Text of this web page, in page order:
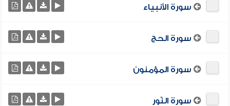
سورة الأنبياء
سورة الحج
سورة المؤمنون
سورة النّور